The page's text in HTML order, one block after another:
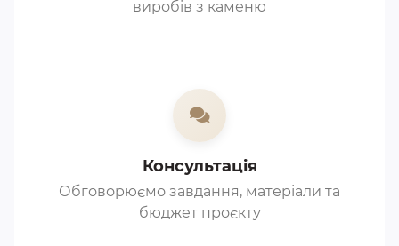
виробів з каменю
Консультація
Обговорюємо завдання, матеріали та
бюджет проєкту